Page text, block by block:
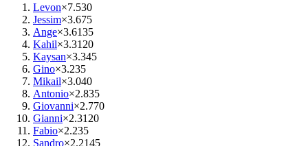
Levon×7.530
Jessim×3.675
Ange×3.6135
Kahil×3.3120
Kaysan×3.345
Gino×3.235
Mikail×3.040
Antonio×2.835
Giovanni×2.770
Gianni×2.3120
Fabio×2.235
Sandro×2.2145